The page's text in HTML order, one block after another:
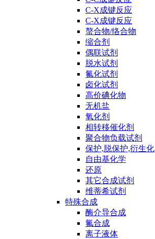
C-X成键反应
C-X成键反应
螯合物/络合物
缩合剂
偶联试剂
脱水试剂
氟化试剂
卤化试剂
高价碘化物
无机盐
氧化剂
相转移催化剂
聚合物负载试剂
保护,脱保护,衍生化
自由基化学
还原
其它合成试剂
维蒂希试剂
特殊合成
酶介导合成
氟合成
离子液体